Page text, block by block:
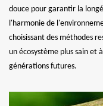
douce pour garantir la
l'harmonie de
choisissant des méthodes
un écosystème plus sain et
générations futures.